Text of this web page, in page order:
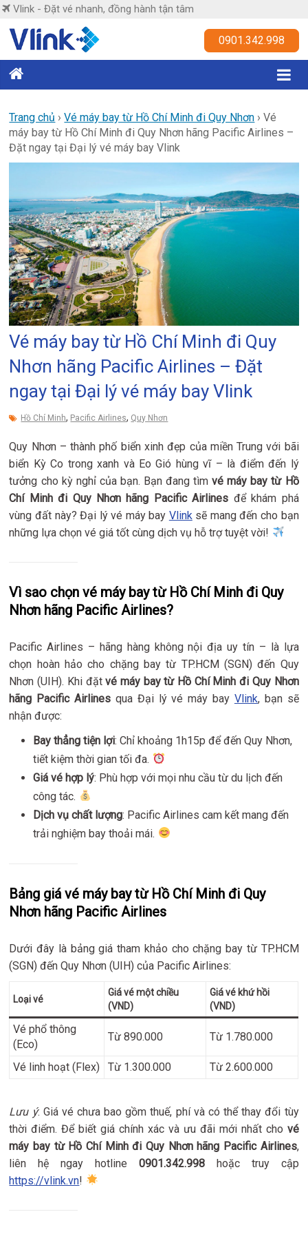
Skip
content
Vlink - Đặt vé nhanh, đồng hành tận tâm
Vlink
nhanh,
đồng
hành
tận
0901.342.998
Trang chủ ›Vé máy bay từ Hồ Chí Minh đi Quy Nhơn ›Vé
máy bay từ Hồ Chí Minh đi Quy Nhơn hãng Pacific Airlines –
Đặt ngay tại Đại lý vé máy bay Vlink
Vé máy bay từ Hồ Chí Minh đi Quy
Nhơn hãng Pacific Airlines – Đặt
ngay tại Đại lý vé máy bay Vlink
Hồ Chí Minh, Pacific Airlines, Quy Nhơn
Quy Nhơn – thành phố biển xinh đẹp của miền Trung với bãi
biển Kỳ Co trong xanh và Eo Gió hùng vĩ – là điểm đến lý
tưởng cho kỳ nghỉ của bạn. Bạn đang tìmvé máy bay từ Hồ
Chí Minh đi Quy Nhơn hãng Pacific Airlines để khám phá
vùng đất này? Đại lý vé máy bay Vlinksẽ mang đến cho bạn
những lựa chọn vé giá tốt cùng dịch vụ hỗ trợ tuyệt vời!
Vì sao chọn vé máy bay từ Hồ Chí Minh đi Quy
Nhơn hãng Pacific Airlines?
Pacific Airlines – hãng hàng không nội địa uy tín – là lựa
chọn hoàn hảo cho chặng bay từ TP.HCM (SGN) đến Quy
Nhơn (UIH). Khi đặtvé máy bay từ Hồ Chí Minh đi Quy Nhơn
hãng Pacific Airlines qua Đại lý vé máy bay Vlink, bạn sẽ
nhận được:
Bay thẳng tiện lợi: Chỉ khoảng 1h15p để đến Quy Nhơn,
tiết kiệm thời gian tối đa.
Giá vé hợp lý: Phù hợp với mọi nhu cầu từ du lịch đến
công tác.
Dịch vụ chất lượng: Pacific Airlines cam kết mang đến
trải nghiệm bay thoải mái.
Bảng giá vé máy bay từ Hồ Chí Minh đi Quy
Nhơn hãng Pacific Airlines
Dưới đây là bảng giá tham khảo cho chặng bay từ TP.HCM
(SGN) đến Quy Nhơn (UIH) của Pacific Airlines:
Loại vé
Giá vé một chiều
(VND)
Giá vé khứ hồi
(VND)
Vé phổ thông
(Eco)
Từ 890.000 Từ 1.780.000
Vé linh hoạt (Flex) Từ 1.300.000 Từ 2.600.000
Lưu ý: Giá vé chưa bao gồm thuế, phí và có thể thay đổi tùy
thời điểm. Để biết giá chính xác và ưu đãi mới nhất cho vé
máy bay từ Hồ Chí Minh đi Quy Nhơn hãng Pacific Airlines,
liên hệ ngay hotline 0901.342.998hoặc truy cập
https://vlink.vn!